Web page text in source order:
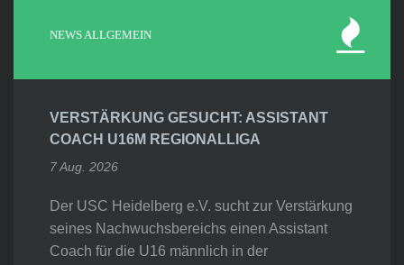
NEWS ALLGEMEIN
VERSTÄRKUNG GESUCHT: ASSISTANT
COACH U16M REGIONALLIGA
7 Aug. 2026
Der USC Heidelberg e.V. sucht zur Verstärkung
seines Nachwuchsbereichs einen Assistant
Coach für die U16 männlich in der